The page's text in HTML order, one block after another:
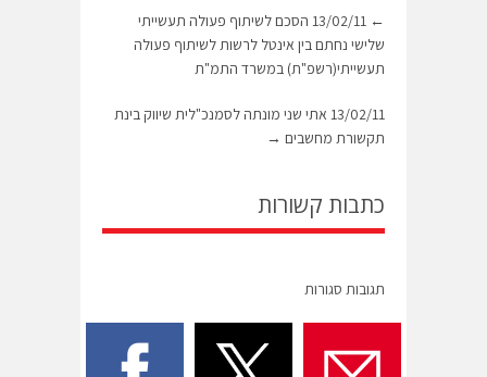
←
13/02/11 הסכם לשיתוף פעולה תעשייתי
שלישי נחתם בין אינטל לרשות לשיתוף פעולה
תעשייתי(רשפ"ת) במשרד התמ"ת
13/02/11 אתי שני מונתה לסמנכ"לית שיווק בינת
תקשורת מחשבים →
כתבות קשורות
תגובות סגורות